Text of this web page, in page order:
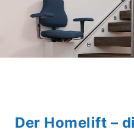
Der Homelift –